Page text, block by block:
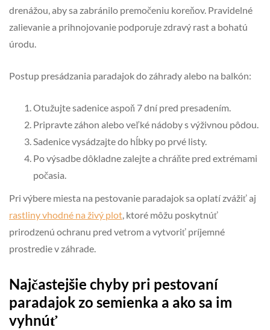
drenážou, aby sa zabránilo premočeniu koreňov. Pravidelné
zalievanie a prihnojovanie podporuje zdravý rast a bohatú
úrodu.
Postup presádzania paradajok do záhrady alebo na balkón:
Otužujte sadenice aspoň 7 dní pred presadením.
Pripravte záhon alebo veľké nádoby s výživnou pôdou.
Sadenice vysádzajte do hĺbky po prvé listy.
Po výsadbe dôkladne zalejte a chráňte pred extrémami
počasia.
Pri výbere miesta na pestovanie paradajok sa oplatí zvážiť aj
rastliny vhodné na živý plot, ktoré môžu poskytnúť
prirodzenú ochranu pred vetrom a vytvoriť príjemné
prostredie v záhrade.
Najčastejšie chyby pri pestovaní
paradajok zo semienka a ako sa im
vyhnúť